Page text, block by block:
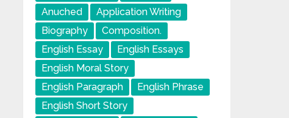
Anuched
Application Writing
Biography
Composition.
English Essay
English Essays
English Moral Story
English Paragraph
English Phrase
English Short Story